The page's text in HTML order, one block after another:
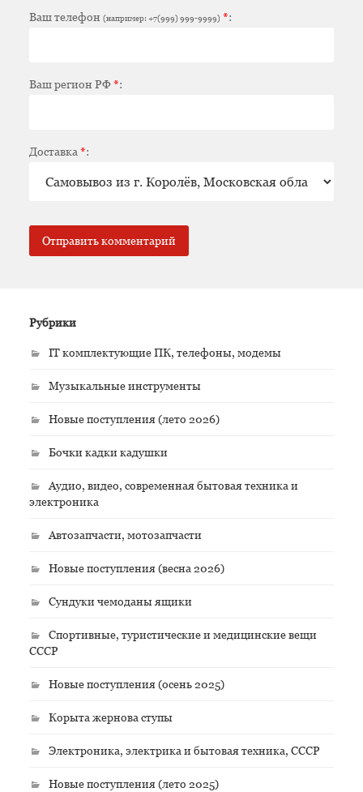
Ваш телефон (например: +7(999) 999-9999) *:
Ваш регион РФ*:
Доставка *:
Рубрики
IT комплектующие ПК, телефоны, модемы
Музыкальные инструменты
Новые поступления (лето 2026)
Бочки кадки кадушки
Аудио, видео, современная бытовая техника и
электроника
Автозапчасти, мотозапчасти
Новые поступления (весна 2026)
Сундуки чемоданы ящики
Спортивные, туристические и медицинские вещи
СССР
Новые поступления (осень 2025)
Корыта жернова ступы
Электроника, электрика и бытовая техника, СССР
Новые поступления (лето 2025)